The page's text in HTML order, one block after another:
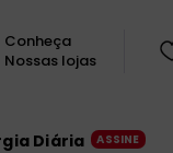
Conheça
Nossas lojas
Diária